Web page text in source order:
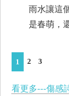
雨水讓這個
是春萌，
1 2 3
看更多---傷感